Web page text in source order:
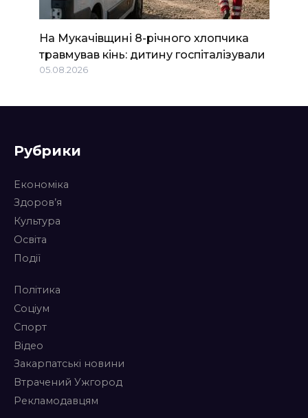
На Мукачівщині 8-річного хлопчика
травмував кінь: дитину госпіталізували
05.08.2026
Рубрики
Економіка
Здоров’я
Культура
Освіта
Події
Політика
Соціум
Спорт
Відео
Закарпатські новини
Втрачений Ужгород
Рекламодавцям